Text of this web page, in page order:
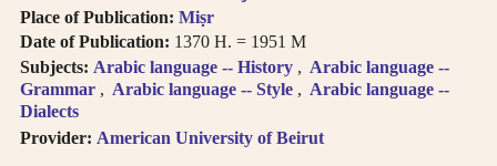
appears as -
iyah and not as -
iyyah, i.e. search for
Hanafiyah.
Tanwīn al-Fatḥ is
written in
Place of Publication: Miṣr
Date of Publication: 1370 H. = 1951 M
Subjects: Arabic language -- History
Arabic language --
Grammar
Arabic language -- Style
Arabic language --
Dialects
Provider: American University of Beirut